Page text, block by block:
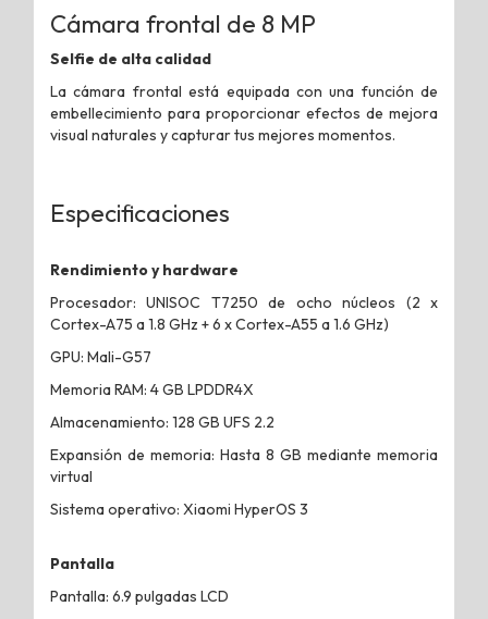
Cámara frontal de 8 MP
Selfie de alta calidad
La cámara frontal está equipada con una función de
embellecimiento para proporcionar efectos de mejora
visual naturales y capturar tus mejores momentos.
Especificaciones
Rendimiento y hardware
Procesador: UNISOC T7250 de ocho núcleos (2 x
Cortex-A75 a 1.8 GHz + 6 x Cortex-A55 a 1.6 GHz)
GPU: Mali-G57
Memoria RAM: 4 GB LPDDR4X
Almacenamiento: 128 GB UFS 2.2
Expansión de memoria: Hasta 8 GB mediante memoria
virtual
Sistema operativo: Xiaomi HyperOS 3
Pantalla
Pantalla: 6.9 pulgadas LCD